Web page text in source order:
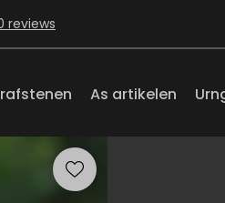
As artikelen
reviews